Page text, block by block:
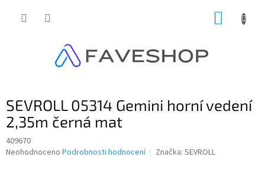
SEVROLL 05314 Gemini horní vedení
2,35m černá mat
409670
Průměrné
Neohodnoceno Podrobnosti hodnocení Značka: SEVROLL